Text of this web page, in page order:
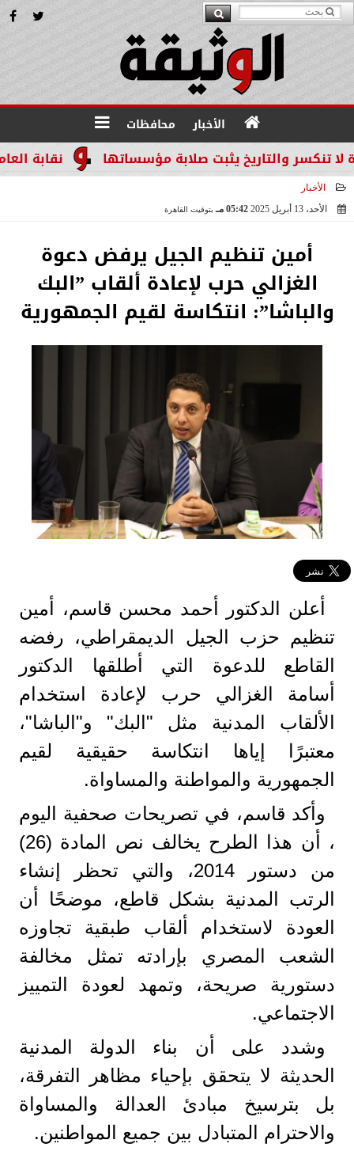
الأخبار محافظات
نقابة والتاريخ يثبت صلابة مؤسساتها
الأخبار
الأحد، 13 أبريل 2025
05:42 مـ بتوقيت القاهرة
أمين تنظيم الجيل يرفض دعوة
الغزالي حرب لإعادة ألقاب ”البك
والباشا”: انتكاسة لقيم الجمهورية
أعلن الدكتور أحمد محسن قاسم، أمين
تنظيم حزب الجيل الديمقراطي، رفضه
القاطع للدعوة التي أطلقها الدكتور
أسامة الغزالي حرب لإعادة استخدام
الألقاب المدنية مثل "البك" و"الباشا"،
معتبرًا إياها انتكاسة حقيقية لقيم
الجمهورية والمواطنة والمساواة.
وأكد قاسم، في تصريحات صحفية اليوم
، أن هذا الطرح يخالف نص المادة (26)
من دستور 2014، والتي تحظر إنشاء
الرتب المدنية بشكل قاطع، موضحًا أن
العودة لاستخدام ألقاب طبقية تجاوزه
الشعب المصري بإرادته تمثل مخالفة
دستورية صريحة، وتمهد لعودة التمييز
الاجتماعي.
وشدد على أن بناء الدولة المدنية
الحديثة لا يتحقق بإحياء مظاهر التفرقة،
بل بترسيخ مبادئ العدالة والمساواة
والاحترام المتبادل بين جميع المواطنين.